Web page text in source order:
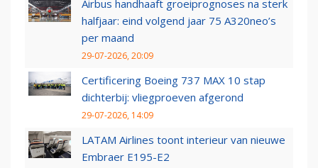
Airbus handhaaft groeiprognoses na sterk
halfjaar: eind volgend jaar 75 A320neo’s
per maand
29-07-2026, 20:09
Certificering Boeing 737 MAX 10 stap
dichterbij: vliegproeven afgerond
29-07-2026, 14:09
LATAM Airlines toont interieur van nieuwe
Embraer E195-E2